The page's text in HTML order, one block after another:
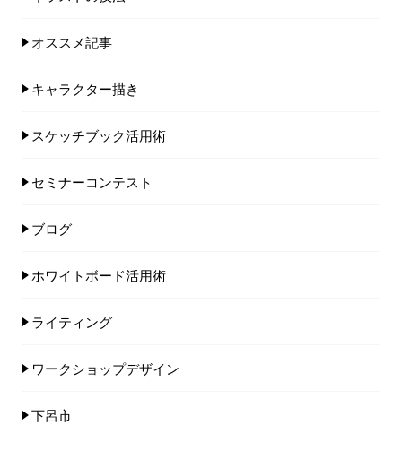
オススメ記事
キャラクター描き
スケッチブック活用術
セミナーコンテスト
ブログ
ホワイトボード活用術
ライティング
ワークショップデザイン
下呂市